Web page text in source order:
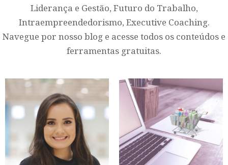
Liderança e Gestão, Futuro do Trabalho,
Intraempreendedorismo, Executive Coaching.
Navegue por nosso blog e acesse todos os conteúdos e
ferramentas gratuitas.